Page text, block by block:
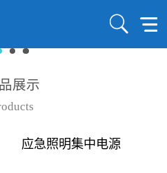
展示
应急照明集中电源